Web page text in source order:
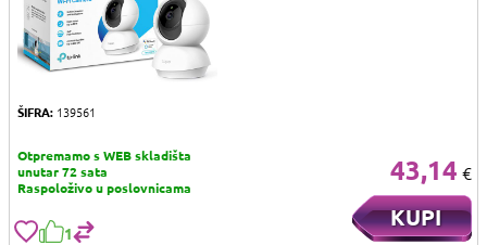
ŠIFRA: 139561
Otpremamo s WEB skladišta
unutar 72 sata
Raspoloživo u poslovnicama
43,14 €
KUPI
1